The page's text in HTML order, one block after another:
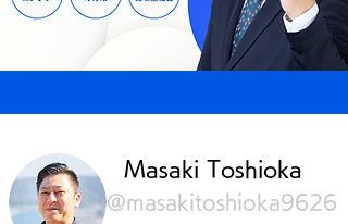
​Masaki Toshioka
@masakitoshioka9626